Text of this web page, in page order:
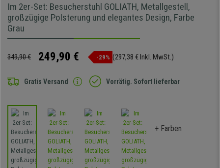
Im 2er-Set: Besucherstuhl GOLIATH, Metallgestell,
großzügige Polsterung und elegantes Design, Farbe
Grau
349,90 € 249,90 € -29% (297,38 € Inkl. MwSt.)
Gratis Versand Vorrätig. Sofort lieferbar
+ Farben